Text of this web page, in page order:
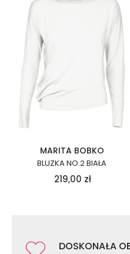
MARITA BOBKO
BLUZKA NO.2 BIAŁA
219,00 zł
DOSKONAŁA